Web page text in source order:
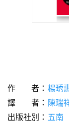
作 者： 楊琇
譯 者： 陳瑞
出版社別： 五南